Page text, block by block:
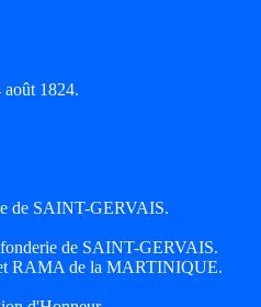
1824.
de SAINT-GERVAIS.
de SAINT-GERVAIS.
RAMA de la MARTINIQUE.